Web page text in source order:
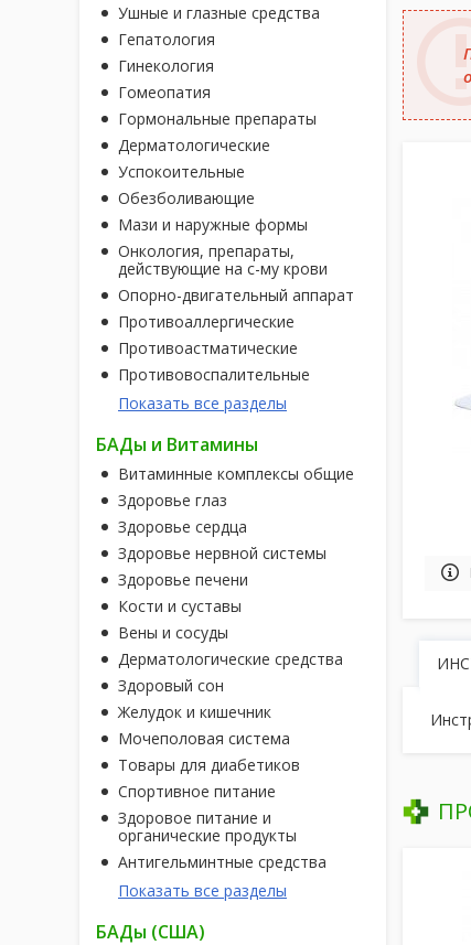
Ушные и глазные средства
Гепатология
Гинекология
Гомеопатия
Гормональные препараты
Дерматологические
Успокоительные
Обезболивающие
Мази и наружные формы
Онкология, препараты,
действующие на с-му крови
Опорно-двигательный аппарат
Противоаллергические
Противоастматические
Противовоспалительные
Показать все разделы
БАДы и Витамины
Витаминные комплексы общие
Здоровье глаз
Здоровье сердца
Здоровье нервной системы
Здоровье печени
Кости и суставы
Вены и сосуды
Дерматологические средства
Здоровый сон
Желудок и кишечник
Мочеполовая система
Товары для диабетиков
Спортивное питание
Здоровое питание и
органические продукты
Антигельминтные средства
Показать все разделы
БАДы (США)